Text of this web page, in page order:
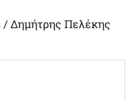
Δημήτρης Πελέκης